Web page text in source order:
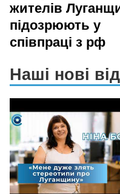
жителів
підозрюють у
співпраці з рф
Наші нові